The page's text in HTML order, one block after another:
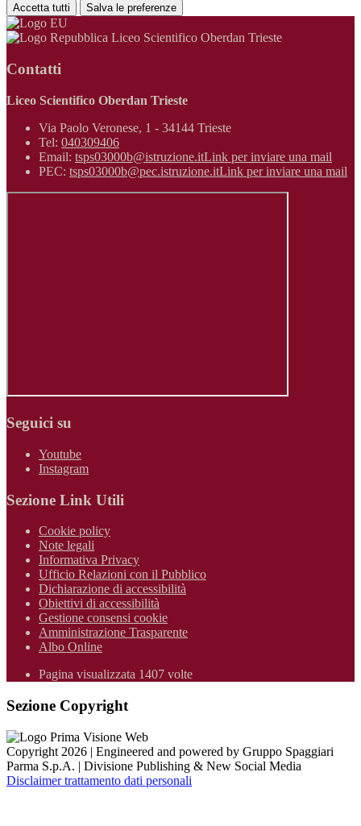
Accetta tutti Salva le preferenze
Liceo Scientifico Oberdan Trieste
Contatti
Liceo Scientifico Oberdan Trieste
Via Paolo Veronese, 1 - 34144 Trieste
Tel: 040309406
Email: tsps03000b@istruzione.itLink per inviare una mail
PEC: tsps03000b@pec.istruzione.itLink per inviare una mail
Seguici su
Youtube
Instagram
Sezione Link Utili
Cookie policy
Note legali
Informativa Privacy
Ufficio Relazioni con il Pubblico
Dichiarazione di accessibilità
Obiettivi di accessibilità
Gestione consensi cookie
Amministrazione Trasparente
Albo Online
Pagina visualizzata 1407 volte
Sezione Copyright
Copyright 2026 | Engineered and powered by Gruppo Spaggiari
Parma S.p.A. | Divisione Publishing & New Social Media
Disclaimer trattamento dati personali